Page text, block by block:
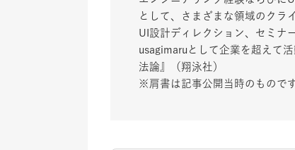
として、さまざまな領域のクラ
UI設計ディレクション、セミナ
usagimaruとして企業を超えて
法論』（翔泳社）
※肩書は記事公開当時のものです